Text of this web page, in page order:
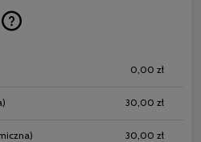
Cena nie zawiera ewentualnych
0,00 zł
30,00 zł
30,00 zł